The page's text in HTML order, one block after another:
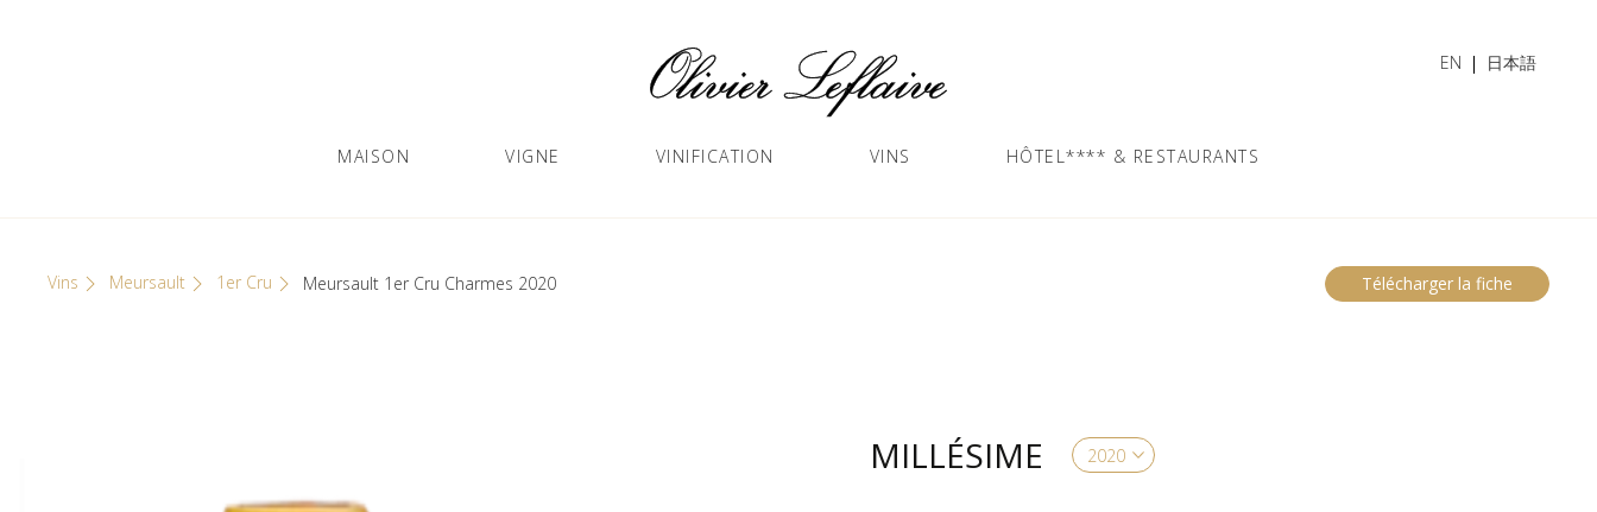
EN 日本語
MAISON VIGNE VINIFICATION VINS HÔTEL**** & RESTAURANTS
Vins Meursault 1er Cru Meursault 1er Cru Charmes 2020 Télécharger la fiche
MILLÉSIME